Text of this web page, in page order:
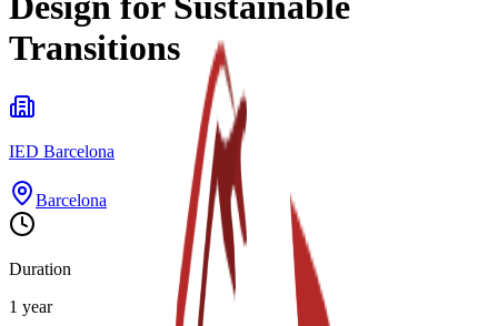
Transitions
IED Barcelona
Barcelona
Duration
1 year